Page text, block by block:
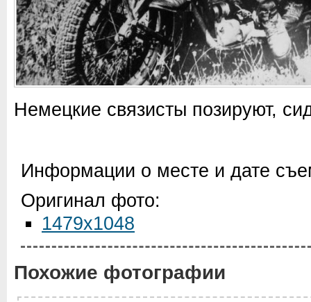
Немецкие связисты позируют,
Информации о месте и дате
Оригинал фото:
1479x1048
Похожие фотографии